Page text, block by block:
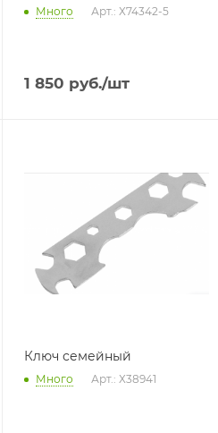
Много Арт.: Х74342-5
1 850 руб./шт
Ключ семейный
Много Арт.: Х38941